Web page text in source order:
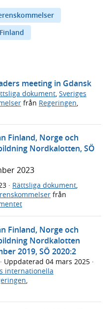
Finland
meeting in Gdansk
dokument Sveriges
från Regeringen
Finland, Norge och
Nordkalotten, SÖ
2023
· Rättsliga dokument,
från
Finland, Norge och
Nordkalotten
2019, SÖ 2020:2
· Uppdaterad 04 mars 2025 ·
internationella
,